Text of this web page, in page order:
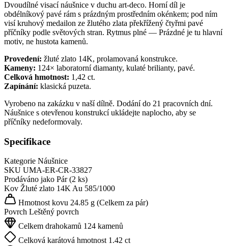
Dvoudílné visací náušnice v duchu art-deco. Horní díl je
obdélníkový pavé rám s prázdným prostředním okénkem; pod ním
visí kruhový medailon ze žlutého zlata překřížený čtyřmi pavé
příčníky podle světových stran. Rytmus plné — Prázdné je tu hlavní
motiv, ne hustota kamenů.
Provedení: žluté zlato 14K, prolamovaná konstrukce.
Kameny: 124× laboratorní diamanty, kulaté brilianty, pavé.
Celková hmotnost: 1,42 ct.
Zapínání: klasická puzeta.
Vyrobeno na zakázku v naší dílně. Dodání do 21 pracovních dní.
Náušnice s otevřenou konstrukcí ukládejte naplocho, aby se
příčníky nedeformovaly.
Specifikace
Kategorie Náušnice
SKU UMA-ER-CR-33827
Prodáváno jako Pár (2 ks)
Kov Žluté zlato 14KAu 585/1000
Hmotnost kovu 24.85 g (Celkem za pár)
Povrch Leštěný povrch
Celkem drahokamů 124 kamenů
Celková karátová hmotnost 1.42 ct